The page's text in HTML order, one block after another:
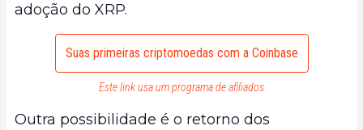
adoção do XRP.
Suas primeiras criptomoedas com a Coinbase
Este link usa um programa de afiliados
Outra possibilidade é o retorno dos